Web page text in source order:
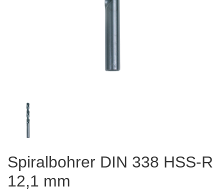
Spiralbohrer DIN 338 HSS-R
12,1 mm